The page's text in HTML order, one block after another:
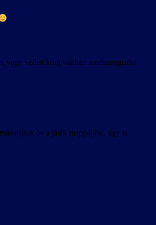
vagy védett könyvtárban rendszergazdai
be a játék mappájába, úgy is